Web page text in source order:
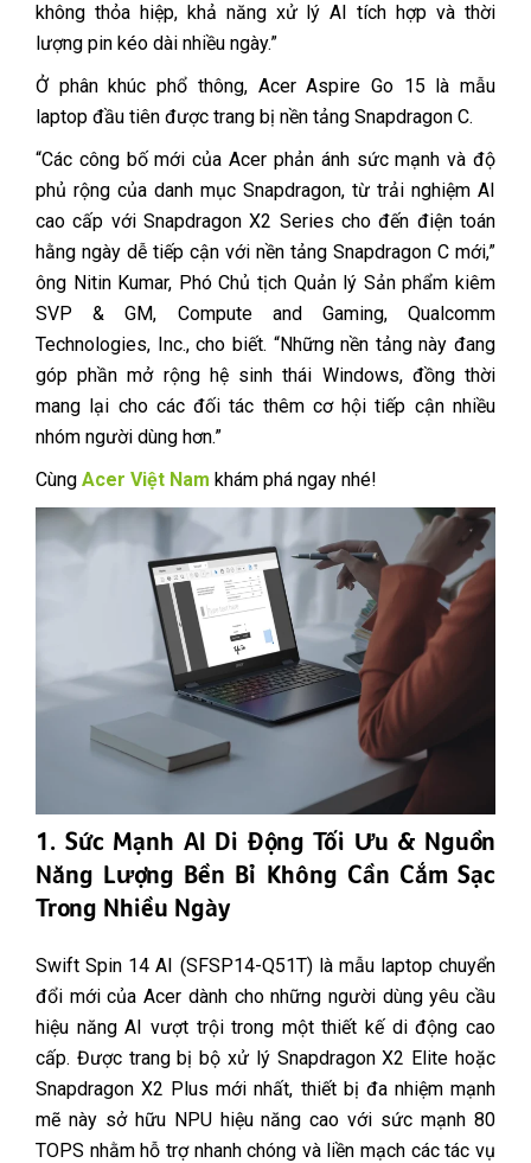
không thỏa hiệp, khả năng xử lý AI tích hợp và thời
lượng pin kéo dài nhiều ngày.”
Ở phân khúc phổ thông, Acer Aspire Go 15 là mẫu
laptop đầu tiên được trang bị nền tảng Snapdragon C.
“Các công bố mới của Acer phản ánh sức mạnh và độ
phủ rộng của danh mục Snapdragon, từ trải nghiệm AI
cao cấp với Snapdragon X2 Series cho đến điện toán
hằng ngày dễ tiếp cận với nền tảng Snapdragon C mới,”
ông Nitin Kumar, Phó Chủ tịch Quản lý Sản phẩm kiêm
SVP & GM, Compute and Gaming, Qualcomm
Technologies, Inc., cho biết. “Những nền tảng này đang
góp phần mở rộng hệ sinh thái Windows, đồng thời
mang lại cho các đối tác thêm cơ hội tiếp cận nhiều
nhóm người dùng hơn.”
Cùng Acer Việt Nam khám phá ngay nhé!
1. Sức Mạnh AI Di Động Tối Ưu & Nguồn
Năng Lượng Bền Bỉ Không Cần Cắm Sạc
Trong Nhiều Ngày
Swift Spin 14 AI (SFSP14-Q51T) là mẫu laptop chuyển
đổi mới của Acer dành cho những người dùng yêu cầu
hiệu năng AI vượt trội trong một thiết kế di động cao
cấp. Được trang bị bộ xử lý Snapdragon X2 Elite hoặc
Snapdragon X2 Plus mới nhất, thiết bị đa nhiệm mạnh
mẽ này sở hữu NPU hiệu năng cao với sức mạnh 80
TOPS nhằm hỗ trợ nhanh chóng và liền mạch các tác vụ